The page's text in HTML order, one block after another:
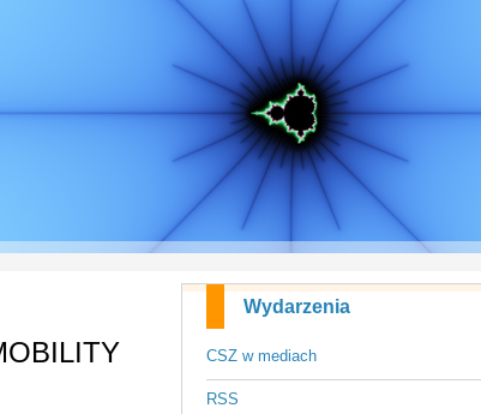
Wydarzenia
CSZ w mediach
RSS